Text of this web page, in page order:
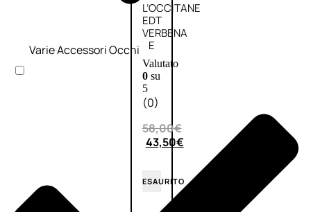
L’OCCITANE
EDT
VERBENA
E
Valutato
0su
5
(0)
58,00€
43,50€
ESAURITO
Varie Accessori Occhi